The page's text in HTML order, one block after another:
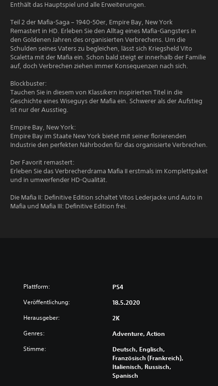
Enthält das Hauptspiel und alle Erweiterungen.
Teil 2 der Mafia-Saga – 1940-50er, Empire Bay, New York
Remastert in HD. Erleben Sie den Alltag eines Mafia-Gangsters in
den Goldenen Jahren des organisierten Verbrechens. Um die
Schulden seines Vaters zu begleichen, lässt sich Kriegsheld Vito
Scaletta mit der Mafia ein. Schon bald steigt er innerhalb der Familie
auf, doch Verbrechen ziehen immer Konsequenzen nach sich.
Blockbuster:
Tauchen Sie in diesem von Klassikern inspirierten Titel in die
Geschichte eines Wiseguys der Mafia ein. Schwerer als der Aufstieg
ist nur der Ausstieg.
Empire Bay, New York:
Empire Bay im Staate New York bietet mit seiner florierenden
Industrie den perfekten Nährboden für das organisierte Verbrechen.
Der Favorit remastert:
Erleben Sie das Verbrecherdrama Mafia II erstmals im Komplettpaket
und in umwerfender HD-Qualität.
Die Mafia II: Definitive Edition schaltet Vitos Lederjacke und Auto in
Mafia und Mafia III: Definitive Edition frei.
Plattform: PS4
Veröffentlichung: 18.5.2020
Herausgeber: 2K
Genres: Adventure, Action
Stimme:
Deutsch, Englisch,
Französisch (Frankreich),
Italienisch, Russisch,
Spanisch